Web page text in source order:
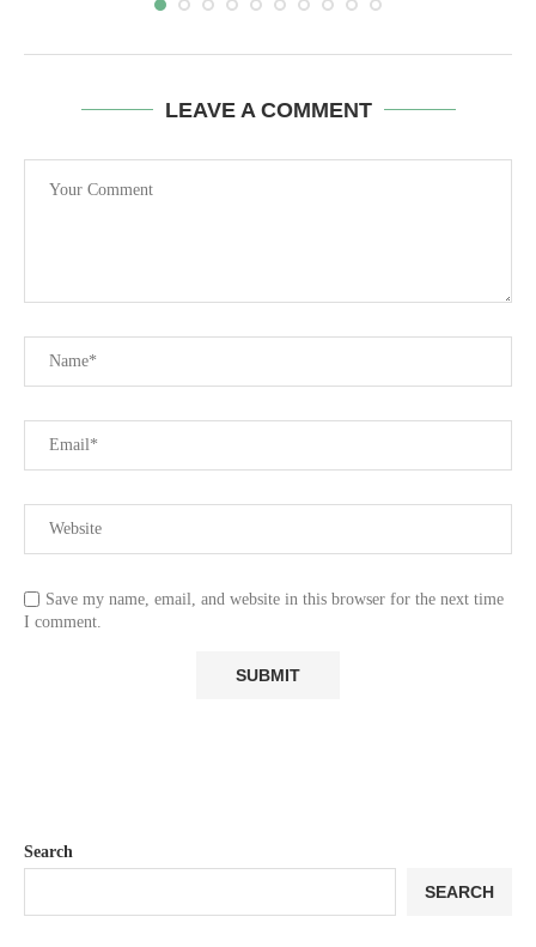
LEAVE A COMMENT
Save my name, email, and website in this browser for the next time
I comment.
Search
SEARCH